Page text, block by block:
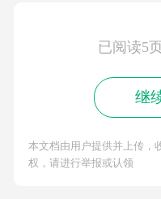
已阅读5
继
本文档由用户提供并上传，
权，请进行举报或认领